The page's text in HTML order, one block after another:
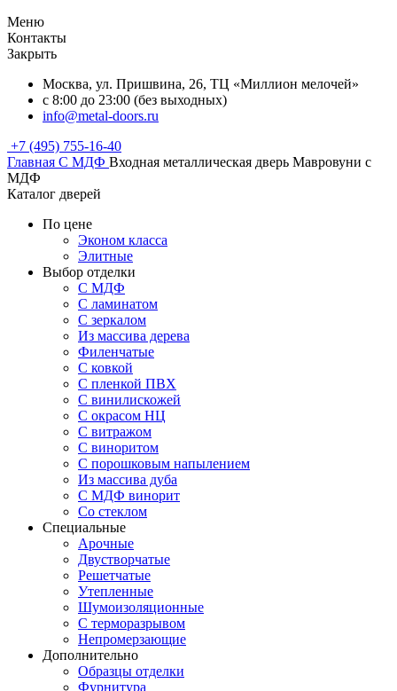
Меню
Контакты
Закрыть
Москва, ул. Пришвина, 26, ТЦ «Миллион мелочей»
с 8:00 до 23:00 (без выходных)
info@metal-doors.ru
+7 (495) 755-16-40
Главная С МДФ Входная металлическая дверь Мавровуни с
МДФ
Каталог дверей
По цене
Эконом класса
Элитные
Выбор отделки
С МДФ
С ламинатом
С зеркалом
Из массива дерева
Филенчатые
С ковкой
С пленкой ПВХ
С винилискожей
С окрасом НЦ
С витражом
С виноритом
С порошковым напылением
Из массива дуба
С МДФ винорит
Со стеклом
Специальные
Арочные
Двустворчатые
Решетчатые
Утепленные
Шумоизоляционные
С терморазрывом
Непромерзающие
Дополнительно
Образцы отделки
Фурнитура